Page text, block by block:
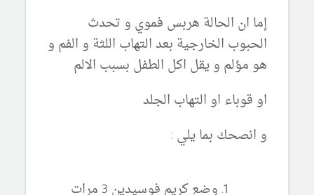
إما ان الحالة هربس فموي و تحدث
الحبوب الخارجية بعد التهاب اللثة و الفم و
هو مؤلم و يقل اكل الطفل بسبب الالم
او قوباء او التهاب الجلد
و انصحك بما يلي :
وضع كريم فوسيدين 3 مرات